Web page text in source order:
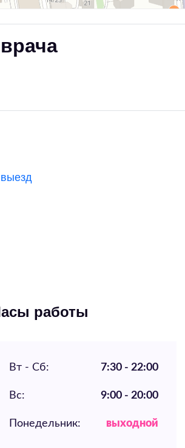
работы
Вт - Сб: 7:30 - 22:00
Вс: 9:00 - 20:00
Понедельник: выходной